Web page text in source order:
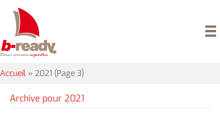
Accueil » 2021 (Page 3)
Archive pour 2021